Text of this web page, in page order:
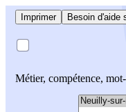
Imprimer Besoin d'aide
Métier, compétence,